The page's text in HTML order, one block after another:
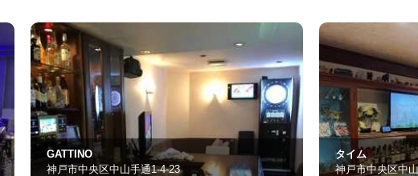
タイム
神戸市中央区中山手通1丁目15-7
BAR エルリゾー
神戸市中央区中